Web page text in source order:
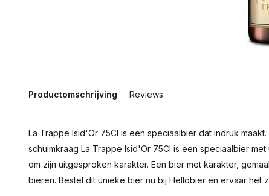
Productomschrijving Reviews
La Trappe Isid'Or 75Cl is een speciaalbier dat indruk
schuimkraag La Trappe Isid'Or 75Cl is een speciaalbier
om zijn uitgesproken karakter. Een bier met karakter,
bieren. Bestel dit unieke bier nu bij Hellobier en ervaar het